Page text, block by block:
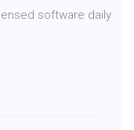
software daily